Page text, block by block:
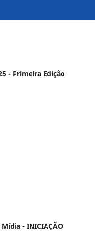
- Primeira Edição
- INICIAÇÃO